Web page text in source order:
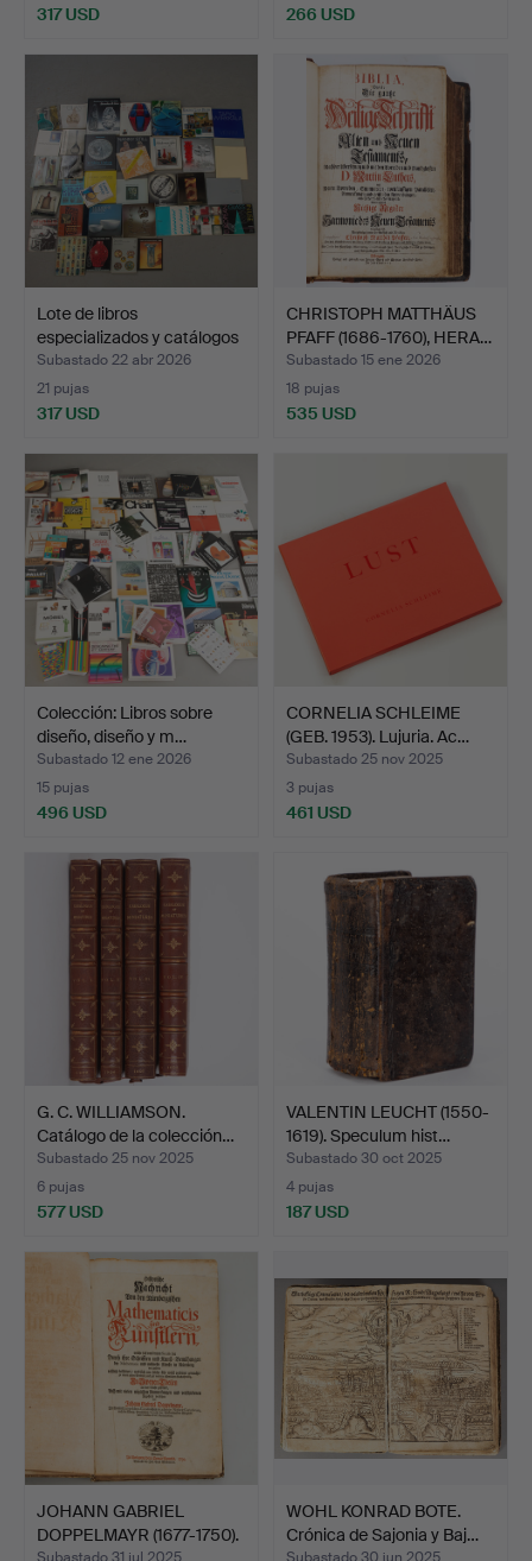
317 USD 266 USD
Lote de libros
especializados y catálogos
…
Subastado 22 abr 2026
21 pujas
317 USD
CHRISTOPH MATTHÄUS
PFAFF (1686-1760), HERA…
Subastado 15 ene 2026
18 pujas
535 USD
Colección: Libros sobre
diseño, diseño y m…
Subastado 12 ene 2026
15 pujas
496 USD
CORNELIA SCHLEIME
(GEB. 1953). Lujuria. Ac…
Subastado 25 nov 2025
3 pujas
461 USD
G. C. WILLIAMSON.
Catálogo de la colección…
Subastado 25 nov 2025
6 pujas
577 USD
VALENTIN LEUCHT (1550-
1619). Speculum hist…
Subastado 30 oct 2025
4 pujas
187 USD
JOHANN GABRIEL
DOPPELMAYR (1677-1750).
WOHL KONRAD BOTE.
Crónica de Sajonia y Baj…